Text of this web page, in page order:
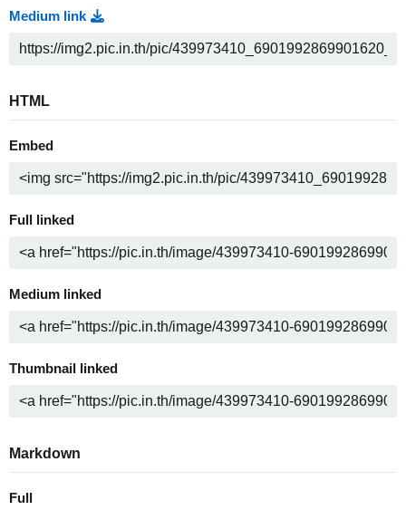
Medium link
HTML
Embed
Full linked
Medium linked
Thumbnail linked
Markdown
Full